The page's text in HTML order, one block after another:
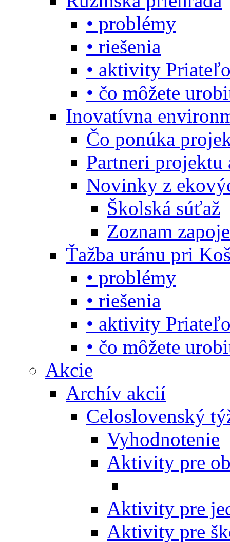
• problémy
• riešenia
• aktivity
• čo môžete
Inovatívna
Čo ponúka
Partneri projektu
Novinky z
Školská súťaž
Zoznam
Ťažba uránu pri
• problémy
• riešenia
• aktivity
• čo môžete
Akcie
Archív akcií
Celoslovenský
Vyhodnotenie
Aktivity pre
Aktivity pre
Aktivity pre